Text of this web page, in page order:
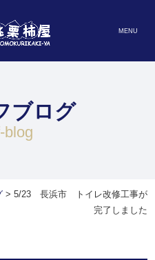
MENU
ブログ
blog
> 5/23 長浜市 トイレ改修工事が
完了しました